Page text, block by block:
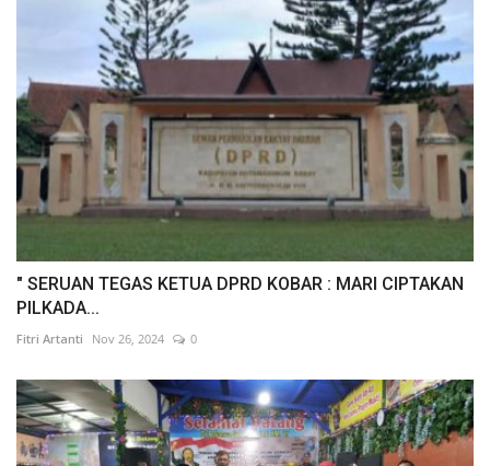
" SERUAN TEGAS KETUA DPRD KOBAR : MARI CIPTAKAN
PILKADA...
Fitri Artanti Nov 26, 2024 0